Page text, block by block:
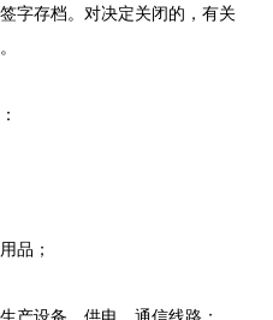
字存档。对决定关闭的，有关
品；